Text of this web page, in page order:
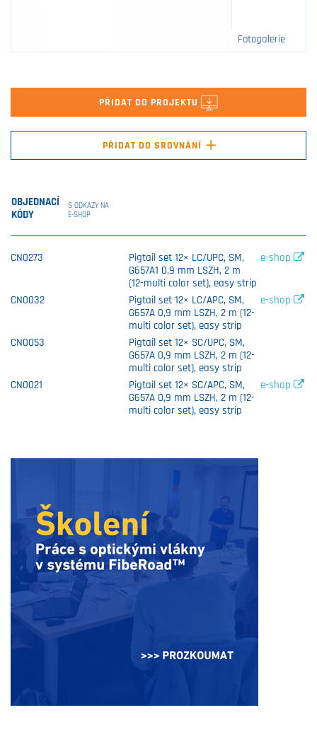
Fotogalerie
PŘIDAT DO PROJEKTU
PŘIDAT DO SROVNÁNÍ +
OBJEDNACÍ
KÓDY
S ODKAZY NA
E-SHOP
CN0273
Pigtail set 12× LC/UPC, SM,
G657A1 0,9 mm LSZH, 2 m
(12-multi color set), easy strip
e-shop
CN0032
Pigtail set 12× LC/APC, SM,
G657A 0,9 mm LSZH, 2 m (12-
multi color set), easy strip
e-shop
CN0053
Pigtail set 12× SC/UPC, SM,
G657A 0,9 mm LSZH, 2 m (12-
multi color set), easy strip
CN0021
Pigtail set 12× SC/APC, SM,
G657A 0,9 mm LSZH, 2 m (12-
multi color set), easy strip
e-shop